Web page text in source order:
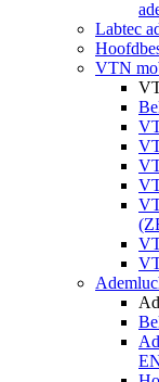
Labtec
VTN